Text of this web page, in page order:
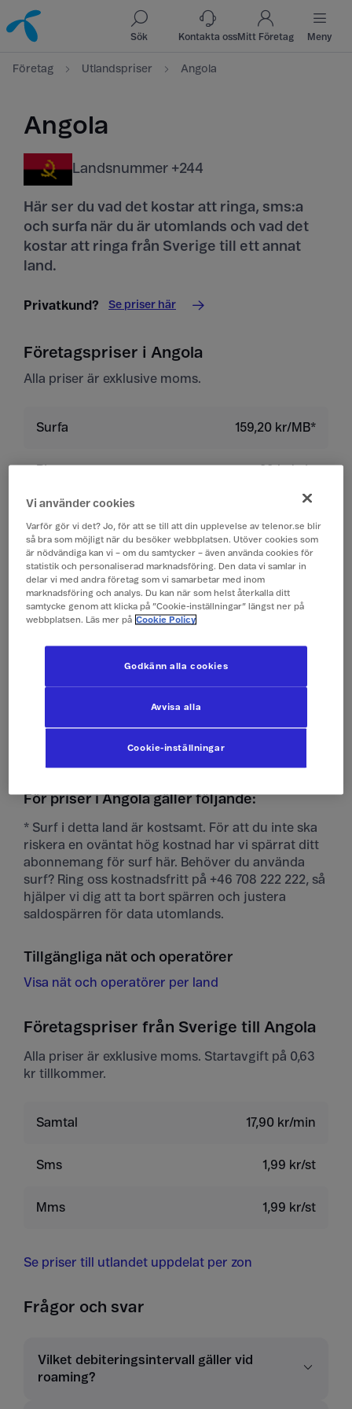
Till innehåll
Till sök
Sök Kontakta ossMitt Företag Meny
Företag Utlandspriser Angola
Angola
Landsnummer +244
Här ser du vad det kostar att ringa, sms:a
och surfa när du är utomlands och vad det
kostar att ringa från Sverige till ett annat
land.
Privatkund? Se priser här
Företagspriser i Angola
Alla priser är exklusive moms.
Surfa 159,20 kr/MB*
Lyssna på röstbrevlåda 29 kr/min
Skicka sms 4 kr/st
Skicka mms 10 kr/st
Ta emot mms 10 kr/st
För priser i Angola gäller följande:
* Surf i detta land är kostsamt. För att du inte ska
riskera en oväntat hög kostnad har vi spärrat ditt
abonnemang för surf här. Behöver du använda
surf? Ring oss kostnadsfritt på +46 708 222 222, så
hjälper vi dig att ta bort spärren och justera
saldospärren för data utomlands.
Tillgängliga nät och operatörer
Visa nät och operatörer per land
Företagspriser från Sverige till Angola
Alla priser är exklusive moms. Startavgift på 0,63
kr tillkommer.
Samtal 17,90 kr/min
Sms 1,99 kr/st
Mms 1,99 kr/st
Se priser till utlandet uppdelat per zon
Frågor och svar
Vilket debiteringsintervall gäller vid
roaming?
Vi använder cookies
Varför gör vi det? Jo, för att se till att din upplevelse av telenor.se blir
så bra som möjligt när du besöker webbplatsen. Utöver cookies som
är nödvändiga kan vi – om du samtycker – även använda cookies för
statistik och personaliserad marknadsföring. Den data vi samlar in
delar vi med andra företag som vi samarbetar med inom
marknadsföring och analys. Du kan när som helst återkalla ditt
samtycke genom att klicka på ”Cookie-inställningar” längst ner på
webbplatsen. Läs mer på Cookie Policy
Cookie-inställningar
Avvisa alla
Godkänn alla cookies